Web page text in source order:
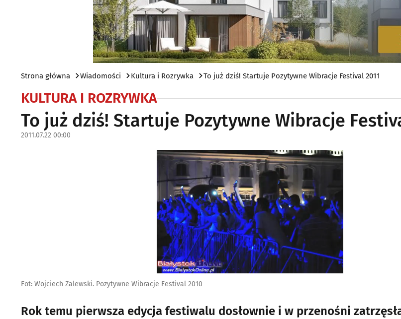
Strona główna Wiadomości Kultura i Rozrywka To już dziś! Startuje Pozytywne Wibracje Festival 2011
KULTURA I ROZRYWKA
To już dziś! Startuje Pozytywne Wibracje
2011.07.22 00:00
Fot: Wojciech Zalewski. Pozytywne Wibracje Festival 2010
Rok temu pierwsza edycja festiwalu dosłownie i w przenośni